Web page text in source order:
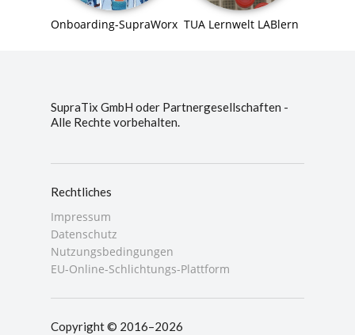
Onboarding-SupraWorx TUA Lernwelt LABlern
SupraTix GmbH oder Partnergesellschaften -
Alle Rechte vorbehalten.
Rechtliches
Impressum
Datenschutz
Nutzungsbedingungen
EU-Online-Schlichtungs-Plattform
Copyright © 2016–2026